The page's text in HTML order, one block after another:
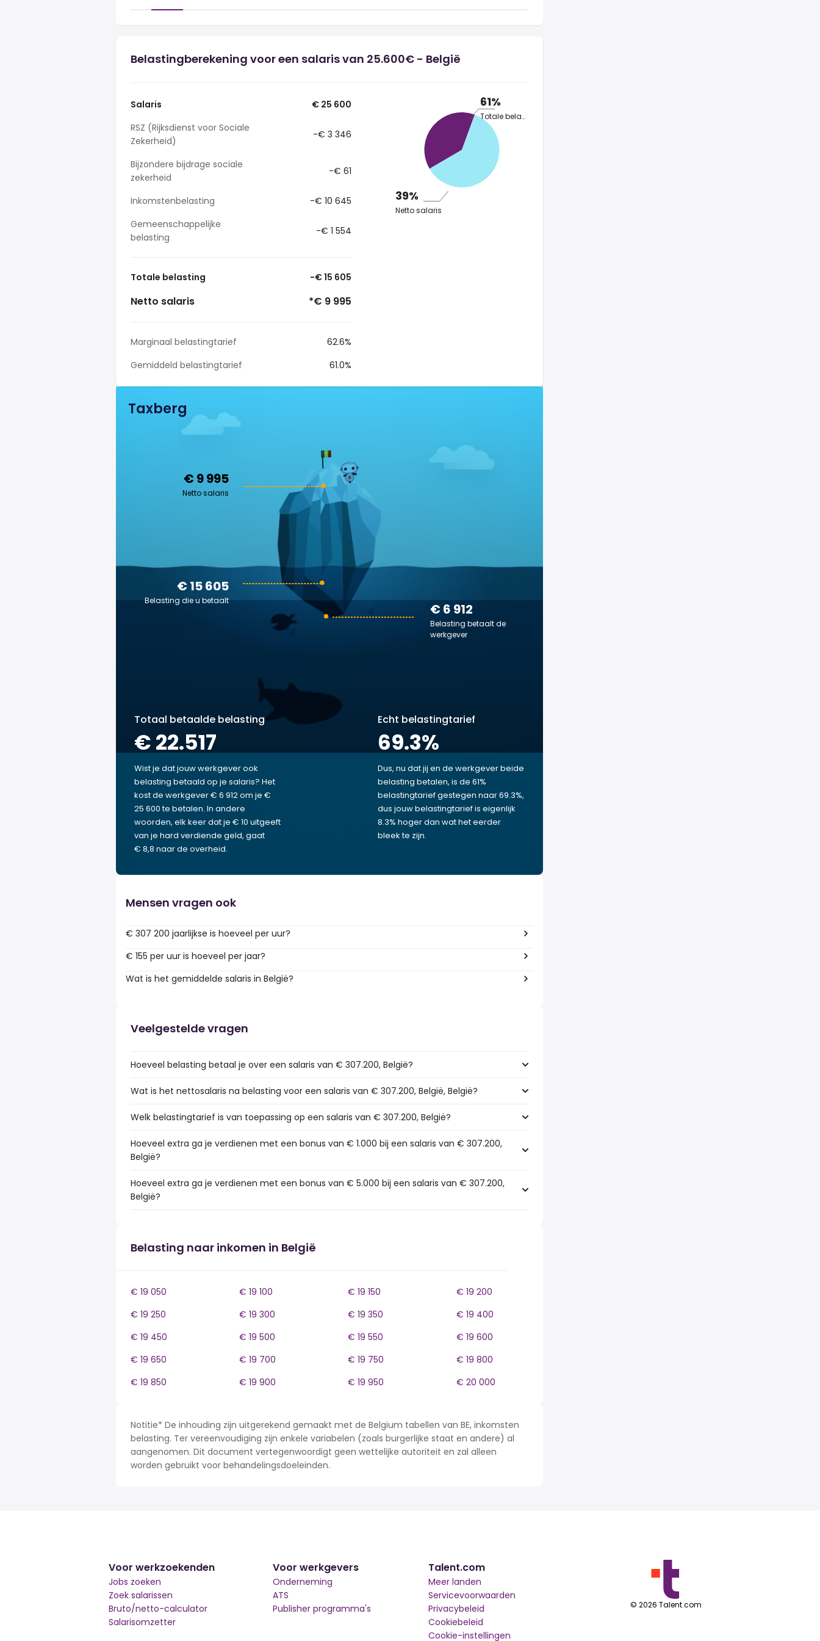
Belastingberekening voor een salaris van 25.600€ - België
Salaris
€ 25 600
RSZ (Rijksdienst voor Sociale
Zekerheid)
-€ 3 346
Bijzondere bijdrage sociale
zekerheid
-€ 61
Inkomstenbelasting
-€ 10 645
Gemeenschappelijke
belasting
-€ 1 554
Totale belasting -€ 15 605
Netto salaris *€ 9 995
Marginaal belastingtarief
62.6%
Gemiddeld belastingtarief
61.0%
61%
Totale belasting
39%
Netto salaris
Taxberg
€ 9 995
Netto salaris
€ 6 912
Belasting betaalt de
werkgever
€ 15 605
Belasting die u betaalt
Totaal betaalde belasting
€ 22.517
Wist je dat jouw werkgever ook
belasting betaald op je salaris? Het
kost de werkgever € 6 912 om je €
25 600 te betalen. In andere
woorden, elk keer dat je € 10 uitgeeft
van je hard verdiende geld, gaat
€ 8,8 naar de overheid.
Echt belastingtarief
69.3%
Dus, nu dat jij en de werkgever beide
belasting betalen, is de 61%
belastingtarief gestegen naar 69.3%,
dus jouw belastingtarief is eigenlijk
8.3% hoger dan wat het eerder
bleek te zijn.
Mensen vragen ook
€ 307 200 jaarlijkse is hoeveel per uur?
€ 155 per uur is hoeveel per jaar?
Wat is het gemiddelde salaris in België?
Veelgestelde vragen
Hoeveel belasting betaal je over een salaris van € 307.200, België?
Wat is het nettosalaris na belasting voor een salaris van € 307.200, België, België?
Welk belastingtarief is van toepassing op een salaris van € 307.200, België?
Hoeveel extra ga je verdienen met een bonus van € 1.000 bij een salaris van € 307.200,
België?
Hoeveel extra ga je verdienen met een bonus van € 5.000 bij een salaris van € 307.200,
België?
Belasting naar inkomen in België
€ 19 050 € 19 100 € 19 150
€ 19 200
€ 19 250
€ 19 300 € 19 350
€ 19 400
€ 19 450
€ 19 500 € 19 550
€ 19 600
€ 19 650
€ 19 700 € 19 750
€ 19 800
€ 19 850
€ 19 900 € 19 950 € 20 000
Notitie* De inhouding zijn uitgerekend gemaakt met de Belgium tabellen van BE, inkomsten
belasting. Ter vereenvoudiging zijn enkele variabelen (zoals burgerlijke staat en andere) al
aangenomen. Dit document vertegenwoordigt geen wettelijke autoriteit en zal alleen
worden gebruikt voor behandelingsdoeleinden.
Voor werkzoekenden
Jobs zoeken
Zoek salarissen
Bruto/netto-calculator
Salarisomzetter
Voor werkgevers
Onderneming
ATS
Publisher programma's
Talent.com
Meer landen
Servicevoorwaarden
Privacybeleid
Cookiebeleid
Cookie-instellingen
© 2026 Talent.com